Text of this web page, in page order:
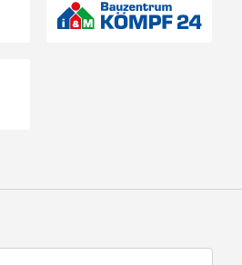
der Tabelle noch
kritischer Schneemengen
geringster